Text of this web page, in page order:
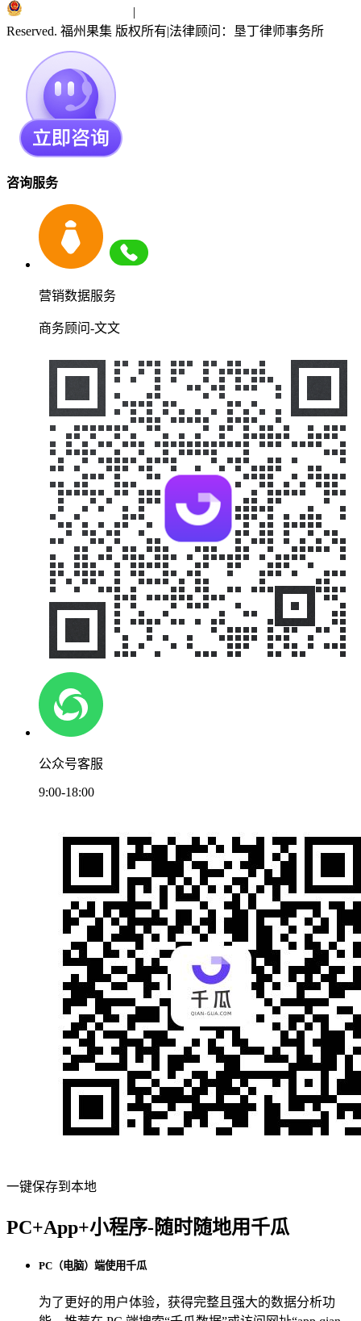
|
Reserved. 福州果集 版权所有|法律顾问：垦丁律师事务所
咨询服务
营销数据服务
商务顾问-文文
公众号客服
9:00-18:00
一键保存到本地
PC+App+小程序-随时随地用千瓜
PC（电脑）端使用千瓜
为了更好的用户体验，获得完整且强大的数据分析功